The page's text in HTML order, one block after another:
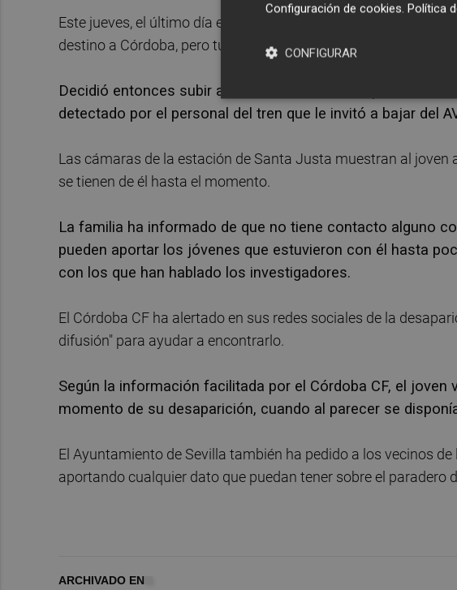
Este jueves, el último día en el que se tuvo conocimiento de su
destino a Córdoba, pero tuvo problemas con el billete y la
Decidió entonces subir a otro tren sin el correspondiente
detectado por el personal del tren que le invitó a bajar del
Las cámaras de la estación de Santa Justa muestran al
se tienen de él hasta el momento.
La familia ha informado de que no tiene contacto alguno
pueden aportar los jóvenes que estuvieron con él hasta
con los que han hablado los investigadores.
El Córdoba CF ha alertado en sus redes sociales de la
difusión" para ayudar a encontrarlo.
Según la información facilitada por el Córdoba CF, el
momento de su desaparición, cuando al parecer se
El Ayuntamiento de Sevilla también ha pedido a los vecinos
aportando cualquier dato que puedan tener sobre el paradero
ARCHIVADO EN
Configuración de cookies. Política
CONFIGURAR